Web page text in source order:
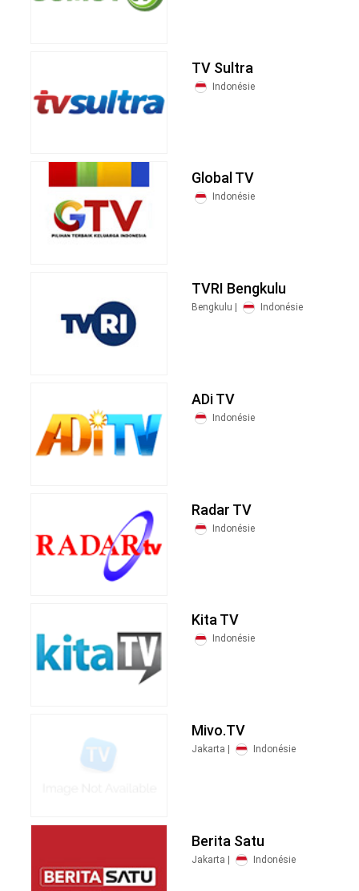
TV Sultra
Indonésie
Global TV
Indonésie
TVRI Bengkulu
Bengkulu | Indonésie
ADi TV
Indonésie
Radar TV
Indonésie
Kita TV
Indonésie
Mivo.TV
Jakarta | Indonésie
Berita Satu
Jakarta | Indonésie